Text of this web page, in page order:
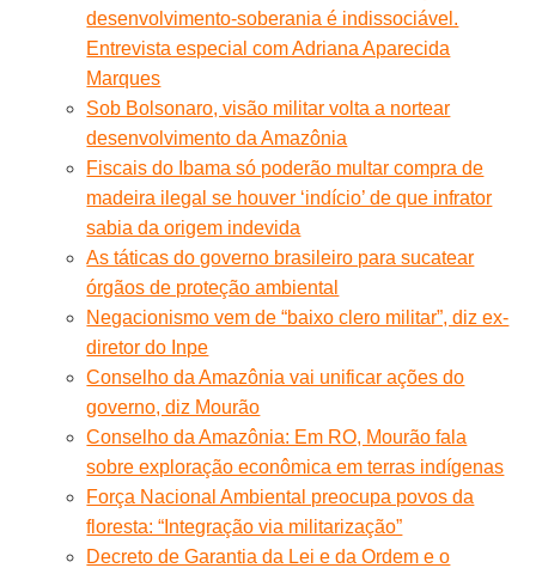
desenvolvimento-soberania é indissociável.
Entrevista especial com Adriana Aparecida
Marques
Sob Bolsonaro, visão militar volta a nortear
desenvolvimento da Amazônia
Fiscais do Ibama só poderão multar compra de
madeira ilegal se houver ‘indício’ de que infrator
sabia da origem indevida
As táticas do governo brasileiro para sucatear
órgãos de proteção ambiental
Negacionismo vem de “baixo clero militar”, diz ex-
diretor do Inpe
Conselho da Amazônia vai unificar ações do
governo, diz Mourão
Conselho da Amazônia: Em RO, Mourão fala
sobre exploração econômica em terras indígenas
Força Nacional Ambiental preocupa povos da
floresta: “Integração via militarização”
Decreto de Garantia da Lei e da Ordem e o